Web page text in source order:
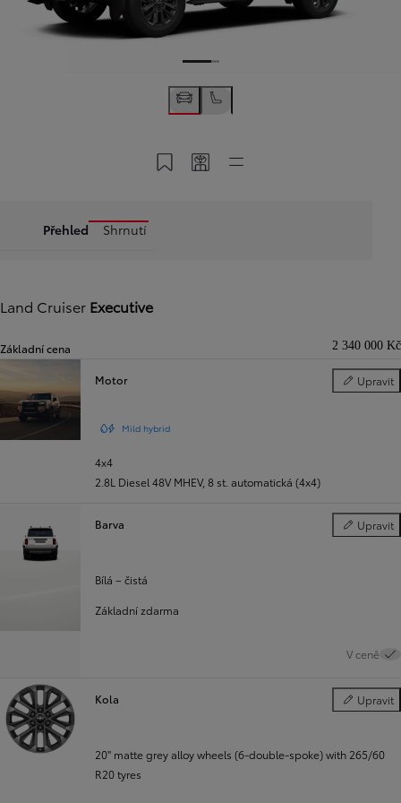
Uložit do MyToyota
Sdílet kód
Přehled Shrnutí
Land Cruiser Executive
Základní cena 2 340 000 Kč
Motor Upravit
Motor
Mild hybrid
4x4
2.8L Diesel 48V MHEV, 8 st. automatická (4x4)
Barva Upravit
Barva
Bílá – čistá
Základní zdarma
V ceně
Kola Upravit
Kola
20" matte grey alloy wheels (6-double-spoke) with 265/60
R20 tyres